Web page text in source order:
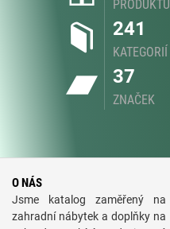
PRODUKTŮ
241
KATEGORIÍ
37
ZNAČEK
O NÁS
Jsme katalog zaměřený na
zahradní nábytek a doplňky na